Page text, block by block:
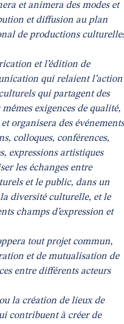
et animera des modes et
et diffusion au plan
de productions
et l’édition de
qui relaient l’action
qui partagent des
exigences de qualité,
organisera des événements
colloques, conférences,
expressions artistiques
les échanges entre
et le public, dans un
diversité culturelle, et le
champs d’expression et
tout projet commun,
et de mutualisation de
entre différents acteurs
la création de lieux de
contribuent à créer de